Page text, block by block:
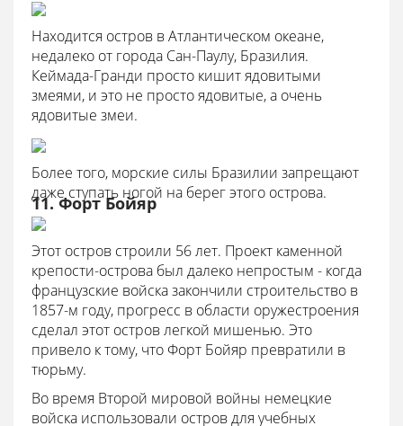
Находится остров в Атлантическом океане,
недалеко от города Сан-Паулу, Бразилия.
Кеймада-Гранди просто кишит ядовитыми
змеями, и это не просто ядовитые, а очень
ядовитые змеи.
Более того, морские силы Бразилии запрещают
даже ступать ногой на берег этого острова.
11. Форт Бойяр
Этот остров строили 56 лет. Проект каменной
крепости-острова был далеко непростым - когда
французские войска закончили строительство в
1857-м году, прогресс в области оружестроения
сделал этот остров легкой мишенью. Это
привело к тому, что Форт Бойяр превратили в
тюрьму.
Во время Второй мировой войны немецкие
войска использовали остров для учебных